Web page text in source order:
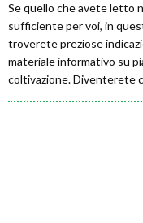
Se quello che avete letto
sufficiente per voi, in
troverete preziose
materiale informativo su
coltivazione. Diventerete